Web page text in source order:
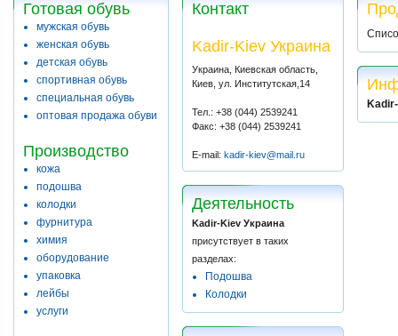
Готовая обувь
мужская обувь
женская обувь
детская обувь
спортивная обувь
специальная обувь
оптовая продажа обуви
Производство
кожа
подошва
колодки
фурнитура
химия
оборудование
упаковка
лейбы
услуги
Контакт
Kadir-Kiev Украина
Украина, Киевская область,
Киев, ул. Институтская,14
Тел.: +38 (044) 2539241
Факс: +38 (044) 2539241
E-mail: kadir-kiev@mail.ru
Деятельность
Kadir-Kiev Украина
присутствует в таких
разделах:
Подошва
Колодки